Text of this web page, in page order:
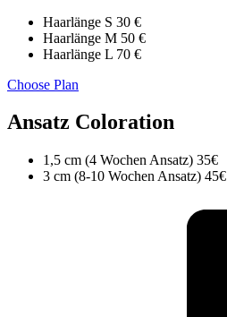
Haarlänge S 30 €
Haarlänge M 50 €
Haarlänge L 70 €
Choose Plan
Ansatz Coloration
1,5 cm (4 Wochen Ansatz) 35€
3 cm (8-10 Wochen Ansatz) 45€